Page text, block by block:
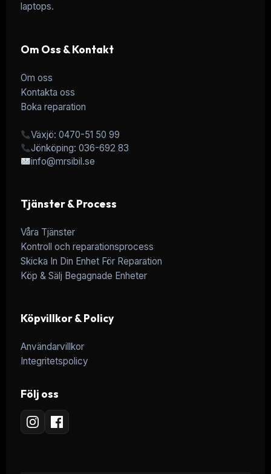
laptops.
Om Oss & Kontakt
Om oss
Kontakta oss
Boka reparation
Växjö: 0470-51 50 99
Jönköping: 036-692 83
info@mrsibil.se
Tjänster & Process
Våra Tjänster
Kontroll och reparationsprocess
Skicka In Din Enhet För Reparation
Köp & Sälj Begagnade Enheter
Köpvillkor & Policy
Användarvillkor
Integritetspolicy
Följ oss